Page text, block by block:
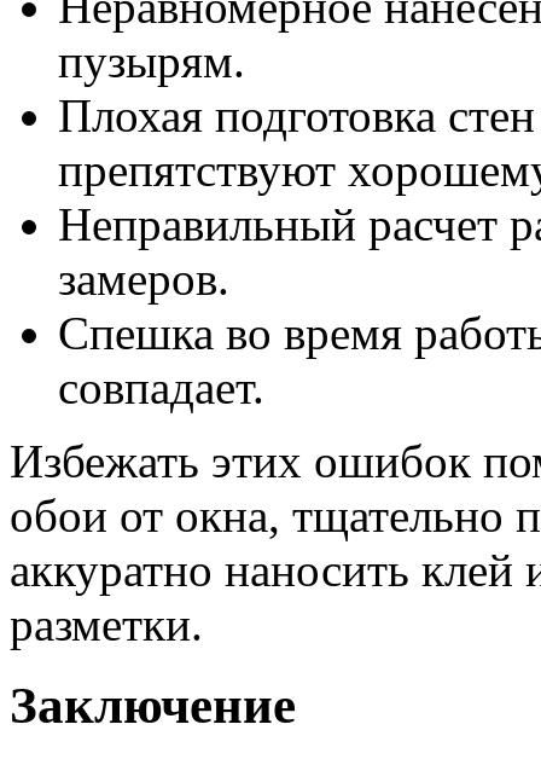
пузырям.
Плохая подготовка
препятствуют
Неправильный расчет
замеров.
Спешка во время
совпадает.
Избежать этих ошибок
обои от окна, тщательно
аккуратно наносить клей
разметки.
Заключение